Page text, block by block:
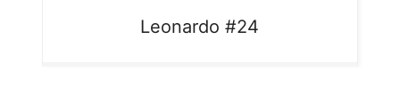
Leonardo #24